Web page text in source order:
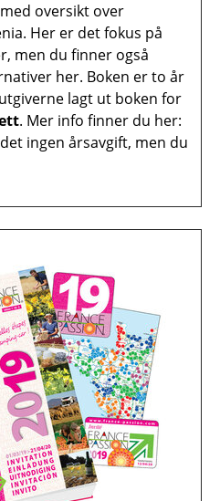
oversikt over
Her er det fokus på
men du finner også
her. Boken er to år
lagt ut boken for
. Mer info finner du her:
ingen årsavgift, men du